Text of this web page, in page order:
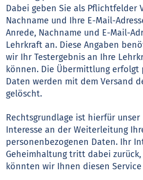
Dabei geben Sie als Pflichtfelder
Nachname und Ihre E-Mail-
Anrede, Nachname und E-Mail-
Lehrkraft an. Diese Angaben
wir Ihr Testergebnis an Ihre
können. Die Übermittlung erfolgt
Daten werden mit dem Versand
gelöscht.
Rechtsgrundlage ist hierfür
Interesse an der Weiterleitung
personenbezogenen Daten. Ihr
Geheimhaltung tritt dabei
könnten wir Ihnen diesen